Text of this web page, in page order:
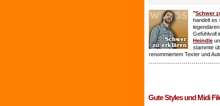
"Schwer
handelt es
Gefühlvoll
Heindle
stammte
renommiertem Texter und
Gute Styles und Midi